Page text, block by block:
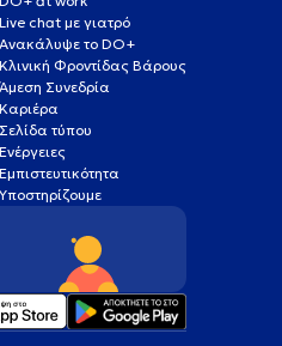
Live chat με γιατρό
Ανακάλυψε το DO+
Κλινική Φροντίδας Βάρους
Άμεση Συνεδρία
Καριέρα
Σελίδα τύπου
Ενέργειες
Εμπιστευτικότητα
Υποστηρίζουμε